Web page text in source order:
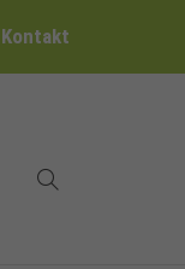
Kontakt